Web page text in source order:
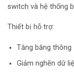
switch và hệ thống
Thiết bị hỗ trợ:
Tăng băng thông
Giảm nghẽn dữ